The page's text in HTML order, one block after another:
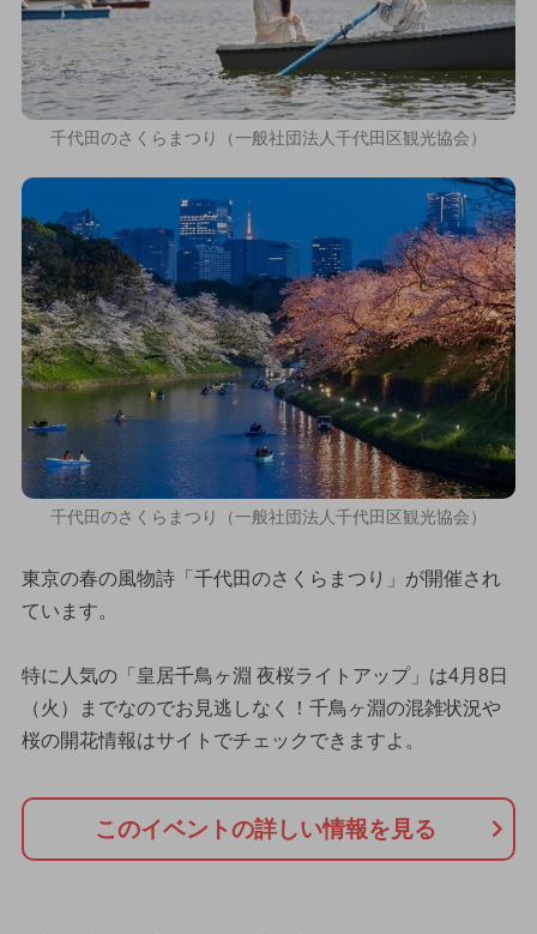
千代田のさくらまつり（一般社団法人千代田区観光協会）
千代田のさくらまつり（一般社団法人千代田区観光協会）
東京の春の風物詩「千代田のさくらまつり」が開催され
ています。
特に人気の「皇居千鳥ヶ淵 夜桜ライトアップ」は4月8日
（火）までなのでお見逃しなく！千鳥ヶ淵の混雑状況や
桜の開花情報はサイトでチェックできますよ。
このイベントの詳しい情報を見る